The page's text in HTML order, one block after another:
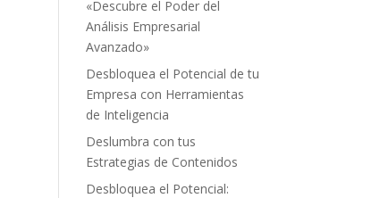
«Descubre el Poder del
Análisis Empresarial
Avanzado»
Desbloquea el Potencial de tu
Empresa con Herramientas
de Inteligencia
Deslumbra con tus
Estrategias de Contenidos
Desbloquea el Potencial: